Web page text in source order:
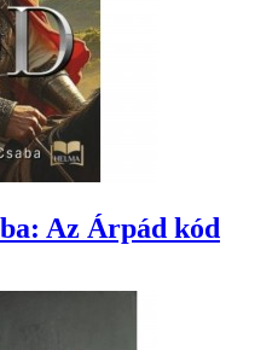
Az Árpád kód